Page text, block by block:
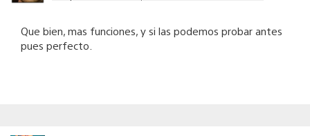
Que bien, mas funciones, y si las podemos probar antes
pues perfecto.